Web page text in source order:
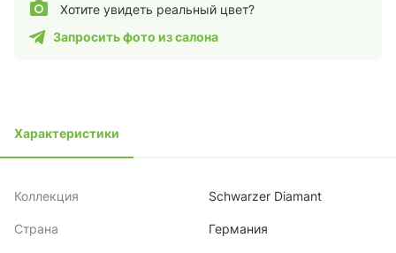
Хотите увидеть реальный цвет?
Запросить фото из салона
Характеристики
Коллекция Schwarzer Diamant
Страна Германия